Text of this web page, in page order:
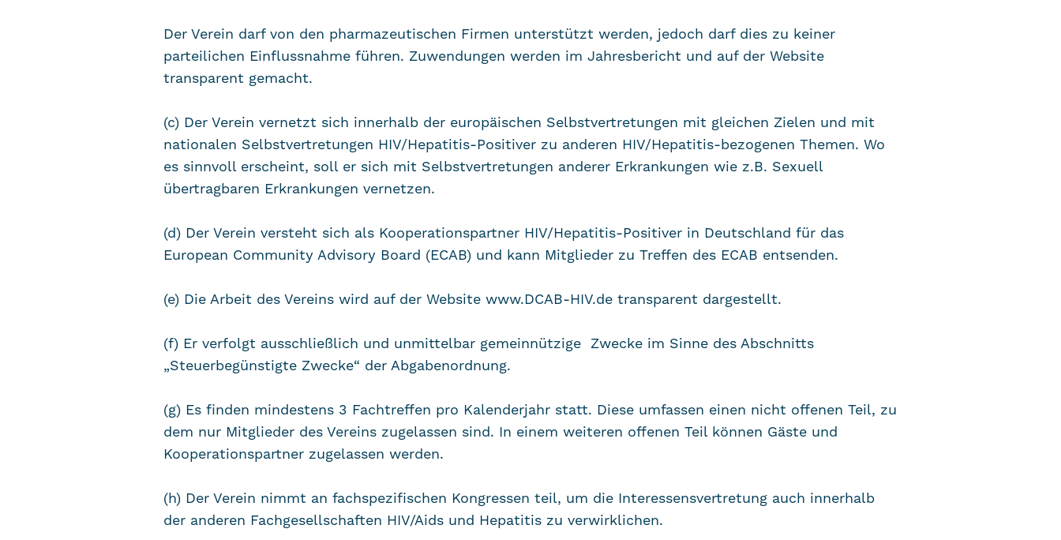
Der Verein darf von den pharmazeutischen Firmen unterstützt werden, jedoch darf dies zu keiner
parteilichen Einflussnahme führen. Zuwendungen werden im Jahresbericht und auf der Website
transparent gemacht.
(c) Der Verein vernetzt sich innerhalb der europäischen Selbstvertretungen mit gleichen Zielen und mit
nationalen Selbstvertretungen HIV/Hepatitis-Positiver zu anderen HIV/Hepatitis-bezogenen Themen. Wo
es sinnvoll erscheint, soll er sich mit Selbstvertretungen anderer Erkrankungen wie z.B. Sexuell
übertragbaren Erkrankungen vernetzen.
(d) Der Verein versteht sich als Kooperationspartner HIV/Hepatitis-Positiver in Deutschland für das
European Community Advisory Board (ECAB) und kann Mitglieder zu Treffen des ECAB entsenden.
(e) Die Arbeit des Vereins wird auf der Website www.DCAB-HIV.de transparent dargestellt.
(f) Er verfolgt ausschließlich und unmittelbar gemeinnützige Zwecke im Sinne des Abschnitts
„Steuerbegünstigte Zwecke“ der Abgabenordnung.
(g) Es finden mindestens 3 Fachtreffen pro Kalenderjahr statt. Diese umfassen einen nicht offenen Teil, zu
dem nur Mitglieder des Vereins zugelassen sind. In einem weiteren offenen Teil können Gäste und
Kooperationspartner zugelassen werden.
(h) Der Verein nimmt an fachspezifischen Kongressen teil, um die Interessensvertretung auch innerhalb
der anderen Fachgesellschaften HIV/Aids und Hepatitis zu verwirklichen.